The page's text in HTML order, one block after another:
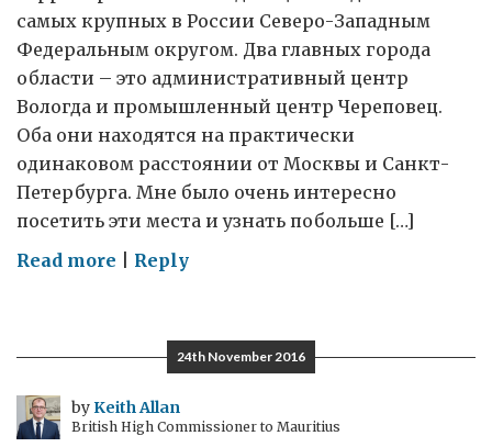
самых крупных в России Северо-Западным
Федеральным округом. Два главных города
области – это административный центр
Вологда и промышленный центр Череповец.
Оба они находятся на практически
одинаковом расстоянии от Москвы и Санкт-
Петербурга. Мне было очень интересно
посетить эти места и узнать побольше […]
Read more on
Вологодскую
область
–
на
Reply
24th November 2016
byKeith Allan
British High Commissioner to Mauritius